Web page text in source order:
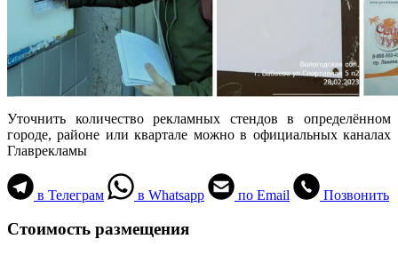
Уточнить количество рекламных стендов в определённом
городе, районе или квартале можно в официальных каналах
Главрекламы
в Телеграм в Whatsapp по Email Позвонить
Стоимость размещения